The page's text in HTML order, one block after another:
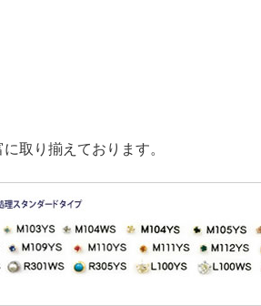
取り揃えております。